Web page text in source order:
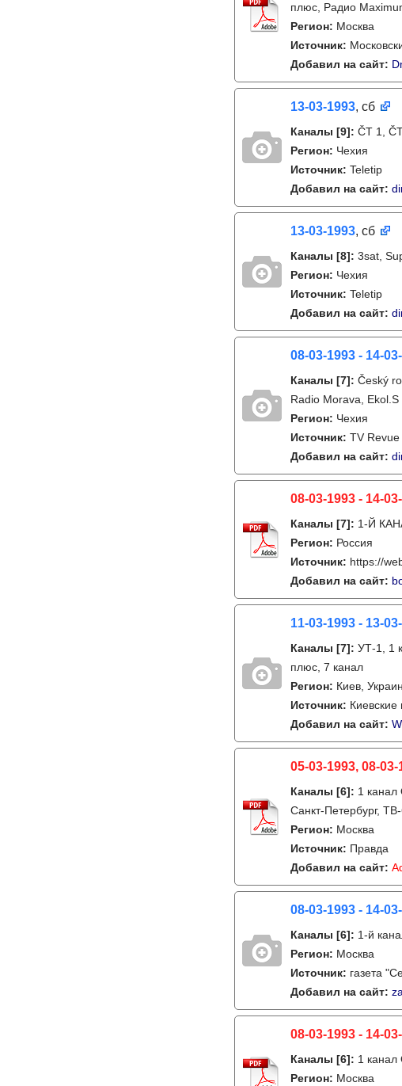
плюс, Радио
Регион: Москва
Источник:
Добавил на сайт:
13-03-1993, сб
Каналы [9]: ČT 1,
Регион: Чехия
Источник: Teletip
Добавил на сайт:
13-03-1993, сб
Каналы [8]: 3sat,
Регион: Чехия
Источник: Teletip
Добавил на сайт:
08-03-1993 - 14-
Каналы [7]: Český
Radio Morava, Ekol.S
Регион: Чехия
Источник: TV
Добавил на сайт:
08-03-1993 - 14-
Каналы [7]: 1-Й
Регион: Россия
Источник: https://
Добавил на сайт:
11-03-1993 - 13-
Каналы [7]: УТ-1, 1
плюс, 7 канал
Регион: Киев,
Источник: Киевские
Добавил на сайт:
05-03-1993, 08-
Каналы [6]: 1 канал
Санкт-Петербург,
Регион: Москва
Источник: Правда
Добавил на сайт:
08-03-1993 - 14-
Каналы [6]: 1-й
Регион: Москва
Источник: газета
Добавил на сайт:
08-03-1993 - 14-
Каналы [6]: 1 канал
Регион: Москва